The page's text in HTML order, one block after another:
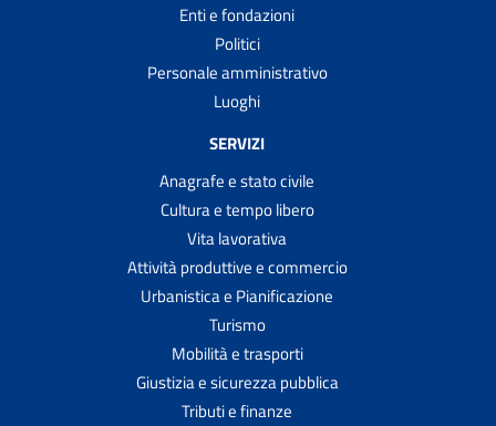
Enti e fondazioni
Politici
Personale amministrativo
Luoghi
SERVIZI
Anagrafe e stato civile
Cultura e tempo libero
Vita lavorativa
Attività produttive e commercio
Urbanistica e Pianificazione
Turismo
Mobilità e trasporti
Giustizia e sicurezza pubblica
Tributi e finanze